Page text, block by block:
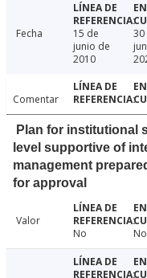
Fecha
15 de
junio de
2010
30
Comentar
Plan for institutional
level supportive of
management
for approval
Valor
No
No